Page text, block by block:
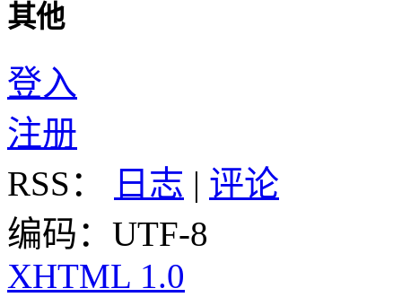
其他
登入
注册
RSS：
日志 | 评论
编码：UTF-8
XHTML 1.0